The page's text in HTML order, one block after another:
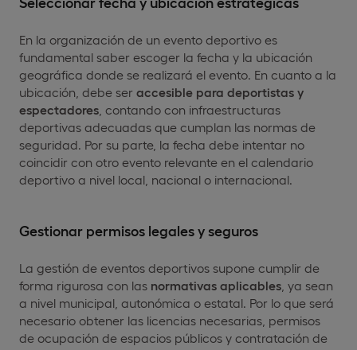
En la organización de un evento deportivo es
fundamental saber escoger la fecha y la ubicación
geográfica donde se realizará el evento. En cuanto a la
ubicación, debe ser accesible para deportistas y
espectadores , contando con infraestructuras
deportivas adecuadas que cumplan las normas de
seguridad. Por su parte, la fecha debe intentar no
coincidir con otro evento relevante en el calendario
deportivo a nivel local, nacional o internacional.
Gestionar permisos legales y seguros
La gestión de eventos deportivos supone cumplir de
forma rigurosa con las normativas aplicables , ya sean
a nivel municipal, autonómica o estatal. Por lo que será
necesario obtener las licencias necesarias, permisos
de ocupación de espacios públicos y contratación de